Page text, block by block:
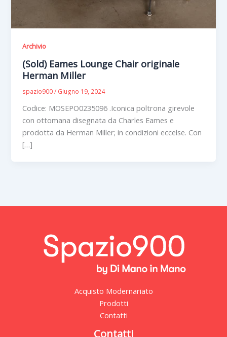
Archivio
(Sold) Eames Lounge Chair originale
Herman Miller
spazio900/ Giugno 19, 2024
Codice: MOSEPO0235096 .Iconica poltrona girevole
con ottomana disegnata da Charles Eames e
prodotta da Herman Miller; in condizioni eccelse. Con
[…]
Acquisto Modernariato
Prodotti
Contatti
Contatti